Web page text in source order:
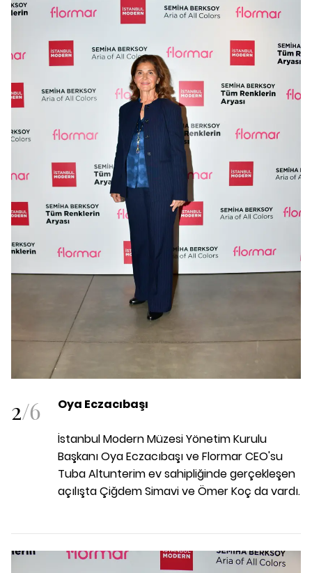
2/6 Oya Eczacıbaşı
İstanbul Modern Müzesi Yönetim Kurulu
Başkanı Oya Eczacıbaşı ve Flormar CEO'su
Tuba Altunterim ev sahipliğinde gerçekleşen
açılışta Çiğdem Simavi ve Ömer Koç da vardı.